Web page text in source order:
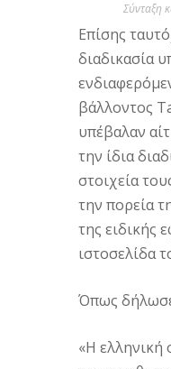
Σύνταξη
Επίσης
διαδικασία
βάλλοντος
υπέβαλαν
την ίδια
στοιχεία
την πορεία
της ειδικής
ιστοσελίδα
Όπως δήλωσε
«Η ελληνική